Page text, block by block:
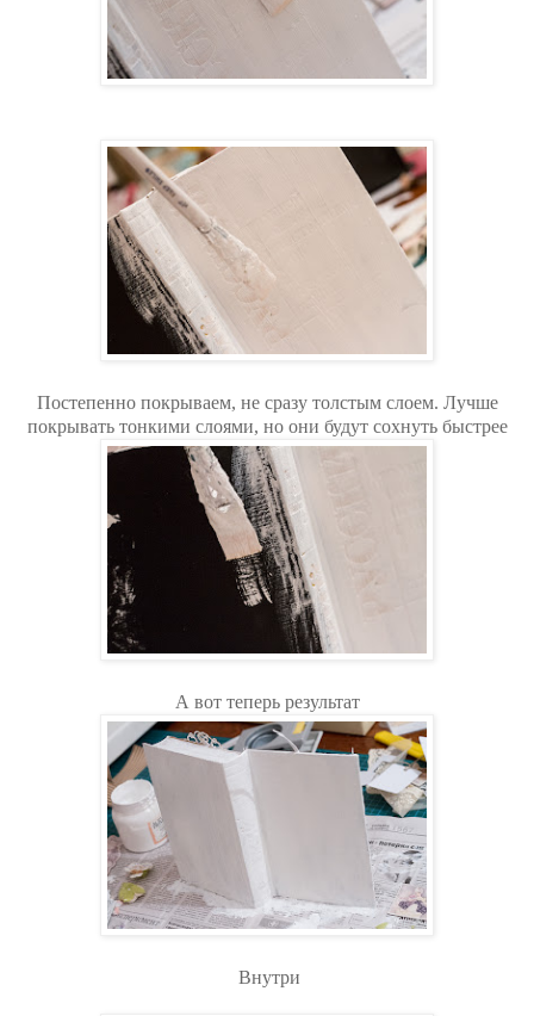
Постепенно покрываем, не сразу толстым слоем. Лучше
покрывать тонкими слоями, но они будут сохнуть быстрее
А вот теперь результат
Внутри